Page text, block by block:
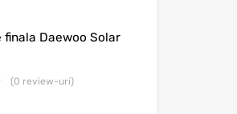
finala Daewoo Solar
(0 review-uri)